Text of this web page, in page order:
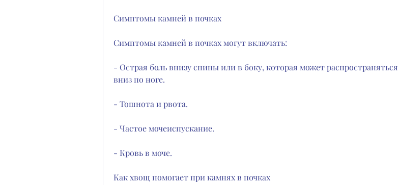
Симптомы камней в почках
Симптомы камней в почках могут включать:
- Острая боль внизу спины или в боку, которая может распространяться
вниз по ноге.
- Тошнота и рвота.
- Частое мочеиспускание.
- Кровь в моче.
Как хвощ помогает при камнях в почках